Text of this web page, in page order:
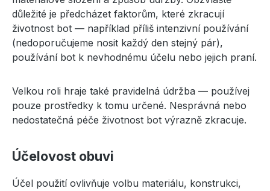
důležité je předcházet faktorům, které zkracují
životnost bot — například příliš intenzivní používání
(nedoporučujeme nosit každý den stejný pár),
používání bot k nevhodnému účelu nebo jejich praní.
Velkou roli hraje také pravidelná údržba — používej
pouze prostředky k tomu určené. Nesprávná nebo
nedostatečná péče životnost bot výrazně zkracuje.
Účelovost obuvi
Účel použití ovlivňuje volbu materiálu, konstrukci,